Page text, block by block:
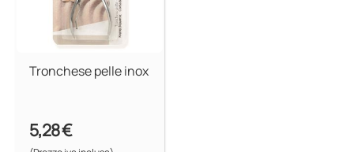
Tronchese pelle inox
5,28 €